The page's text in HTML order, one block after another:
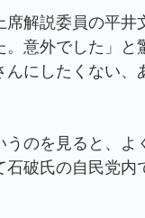
解説委員の平井
。意外でした」
んにしたくない
のを見ると、よ
石破氏の自民党内